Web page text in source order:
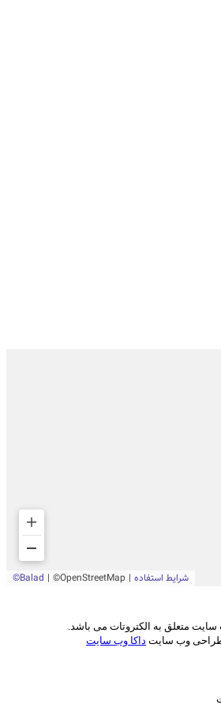
الکتروتات می باشد.
وب سایت داکا وب سایت